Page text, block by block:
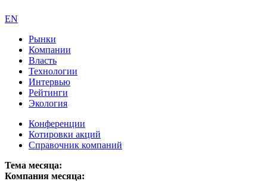
EN
Рынки
Компании
Власть
Технологии
Интервью
Рейтинги
Экология
Конференции
Котировки акций
Справочник компаний
Тема месяца:
Компания месяца: